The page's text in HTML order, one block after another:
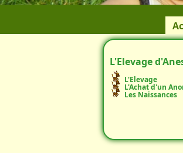
L'Elevage
L'Elevage
L'Achat d'un
Les Naissances